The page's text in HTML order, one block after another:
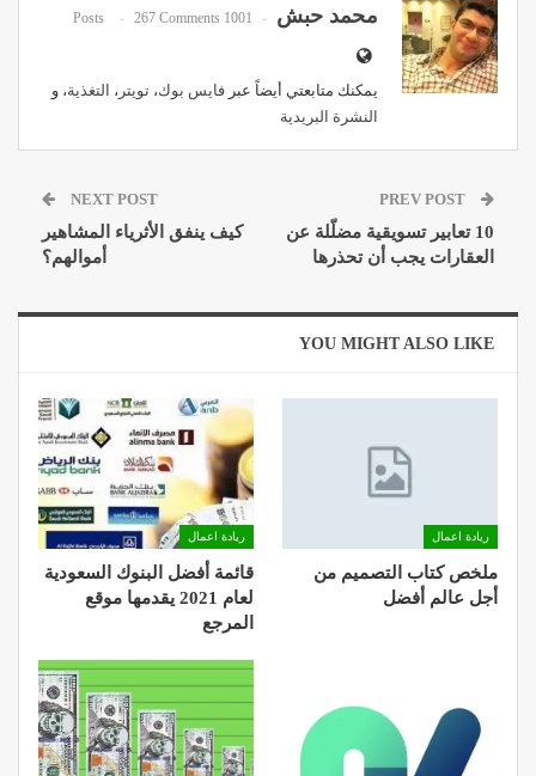
محمد حبش 1001 Posts
267 Comments
يمكنك متابعتي أيضاً عبر فايس بوك، تويتر ، التغذية، و
النشرة البريدية
10 تعابير تسويقية مضلّلة عن
العقارات يجب أن تحذرها
NEXT POST
كيف ينفق الأثرياء المشاهير
أموالهم؟
YOU MIGHT ALSO LIKE
ريادة اعمال
ملخص كتاب التصميم من
أجل عالم أفضل
ريادة اعمال
قائمة أفضل البنوك السعودية
لعام 2021 يقدمها موقع
المرجع